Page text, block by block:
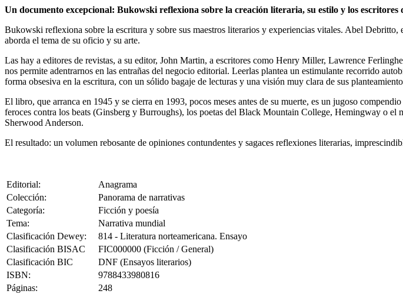
Un documento excepcional: Bukowski reflexiona sobre la creación literaria, su estilo y los escritores
Bukowski reflexiona sobre la escritura y sobre sus maestros literarios y experiencias vitales. Abel
aborda el tema de su oficio y su arte.
Las hay a editores de revistas, a su editor, John Martin, a escritores como Henry Miller, Lawrence
nos permite adentrarnos en las entrañas del negocio editorial. Leerlas plantea un estimulante recorrido
forma obsesiva en la escritura, con un sólido bagaje de lecturas y una visión muy clara de sus
El libro, que arranca en 1945 y se cierra en 1993, pocos meses antes de su muerte, es un jugoso
feroces contra los beats (Ginsberg y Burroughs), los poetas del Black Mountain College, Hemingway o
Sherwood Anderson.
El resultado: un volumen rebosante de opiniones contundentes y sagaces reflexiones literarias,
Editorial:
Anagrama
Colección:
Panorama de narrativas
Categoría:
Ficción y poesía
Tema:
Narrativa mundial
Clasificación Dewey:
814 - Literatura norteamericana. Ensayo
Clasificación BISAC
FIC000000 (Ficción / General)
Clasificación BIC
DNF (Ensayos literarios)
ISBN:
9788433980816
Páginas:
248